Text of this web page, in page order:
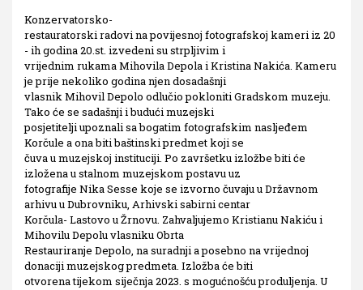
Konzervatorsko-
restauratorski radovi na povijesnoj fotografskoj kameri iz 20
- ih godina 20.st. izvedeni su strpljivim i
vrijednim rukama Mihovila Depola i Kristina Nakića. Kameru
je prije nekoliko godina njen dosadašnji
vlasnik Mihovil Depolo odlučio pokloniti Gradskom muzeju.
Tako će se sadašnji i budući muzejski
posjetitelji upoznali sa bogatim fotografskim nasljeđem
Korčule a ona biti baštinski predmet koji se
čuva u muzejskoj instituciji. Po završetku izložbe biti će
izložena u stalnom muzejskom postavu uz
fotografije Nika Sesse koje se izvorno čuvaju u Državnom
arhivu u Dubrovniku, Arhivski sabirni centar
Korčula- Lastovo u Žrnovu. Zahvaljujemo Kristianu Nakiću i
Mihovilu Depolu vlasniku Obrta
Restauriranje Depolo, na suradnji a posebno na vrijednoj
donaciji muzejskog predmeta. Izložba će biti
otvorena tijekom siječnja 2023. s mogućnošću produljenja. U